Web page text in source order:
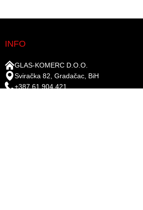
INFO
GLAS-KOMERC D.O.O.
Sviračka 82, Gradačac, BiH
+387 61 904 421